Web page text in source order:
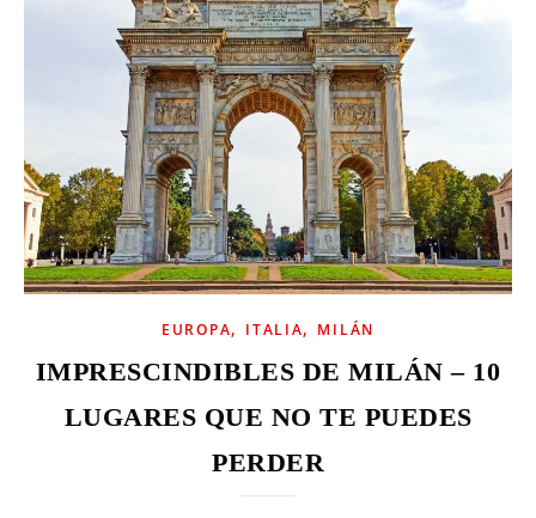
EUROPA, ITALIA, MILÁN
IMPRESCINDIBLES DE MILÁN – 10
LUGARES QUE NO TE PUEDES
PERDER